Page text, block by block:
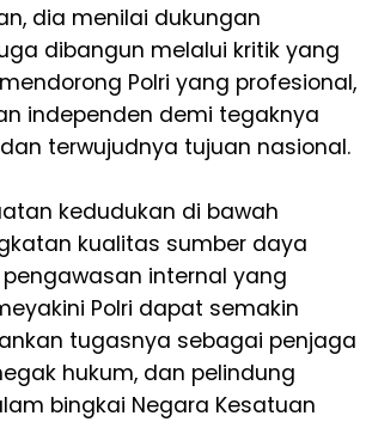
dia menilai dukungan
dibangun melalui kritik yang
Polri yang profesional,
independen demi tegaknya
terwujudnya tujuan nasional.
kedudukan di bawah
kualitas sumber daya
internal yang
Polri dapat semakin
tugasnya sebagai penjaga
hukum, dan pelindung
bingkai Negara Kesatuan